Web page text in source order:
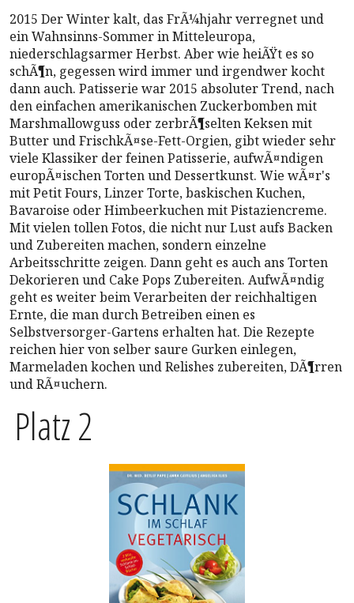
2015 Der Winter kalt, das FrÃ¼hjahr verregnet und
ein Wahnsinns-Sommer in Mitteleuropa,
niederschlagsarmer Herbst. Aber wie heiÃŸt es so
schÃ¶n, gegessen wird immer und irgendwer kocht
dann auch. Patisserie war 2015 absoluter Trend, nach
den einfachen amerikanischen Zuckerbomben mit
Marshmallowguss oder zerbrÃ¶selten Keksen mit
Butter und FrischkÃ¤se-Fett-Orgien, gibt wieder sehr
viele Klassiker der feinen Patisserie, aufwÃ¤ndigen
europÃ¤ischen Torten und Dessertkunst. Wie wÃ¤r's
mit Petit Fours, Linzer Torte, baskischen Kuchen,
Bavaroise oder Himbeerkuchen mit Pistaziencreme.
Mit vielen tollen Fotos, die nicht nur Lust aufs Backen
und Zubereiten machen, sondern einzelne
Arbeitsschritte zeigen. Dann geht es auch ans Torten
Dekorieren und Cake Pops Zubereiten. AufwÃ¤ndig
geht es weiter beim Verarbeiten der reichhaltigen
Ernte, die man durch Betreiben einen es
Selbstversorger-Gartens erhalten hat. Die Rezepte
reichen hier von selber saure Gurken einlegen,
Marmeladen kochen und Relishes zubereiten, DÃ¶rren
und RÃ¤uchern.
Platz 2